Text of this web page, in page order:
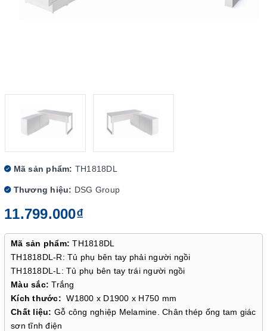
Mã sản phẩm: TH1818DL
Thương hiệu: DSG Group
11.799.000₫
Mã sản phẩm: TH1818DL
TH1818DL-R: Tủ phụ bên tay phải người ngồi
TH1818DL-L: Tủ phụ bên tay trái người ngồi
Màu sắc: Trắng
Kích thước: W1800 x D1900 x H750 mm
Chất liệu: Gỗ công nghiệp Melamine. Chân thép ống tam giác
sơn tĩnh điện